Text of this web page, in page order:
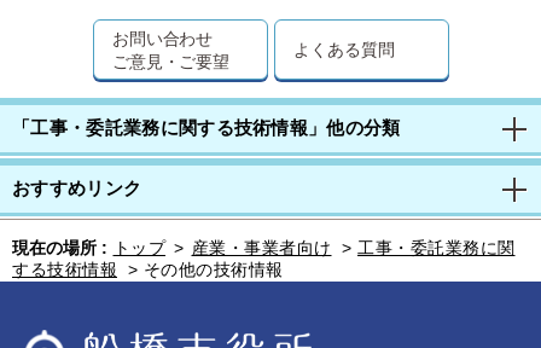
お問い合わせ
ご意見・ご要望
よくある質問
「工事・委託業務に関する技術情報」他の分類
おすすめリンク
現在の場所 : トップ > 産業・事業者向け > 工事・委託業務に関
する技術情報
> その他の技術情報